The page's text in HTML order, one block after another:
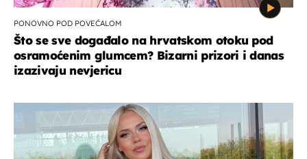
PONOVNO POD POVEĆALOM
Što se sve događalo na hrvatskom otoku pod
osramoćenim glumcem? Bizarni prizori i danas
izazivaju nevjericu